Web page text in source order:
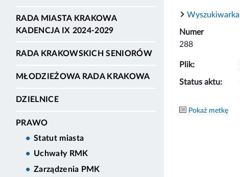
RADA MIASTA KRAKOWA
KADENCJA IX 2024-2029
RADA KRAKOWSKICH SENIORÓW
MŁODZIEŻOWA RADA KRAKOWA
DZIELNICE
PRAWO
Statut miasta
Uchwały RMK
Zarządzenia PMK
Wyszukiwarka
Numer
288
Plik:
Status aktu:
Pokaż metkę